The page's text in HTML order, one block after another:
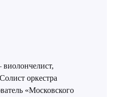
оркестра
«Московского